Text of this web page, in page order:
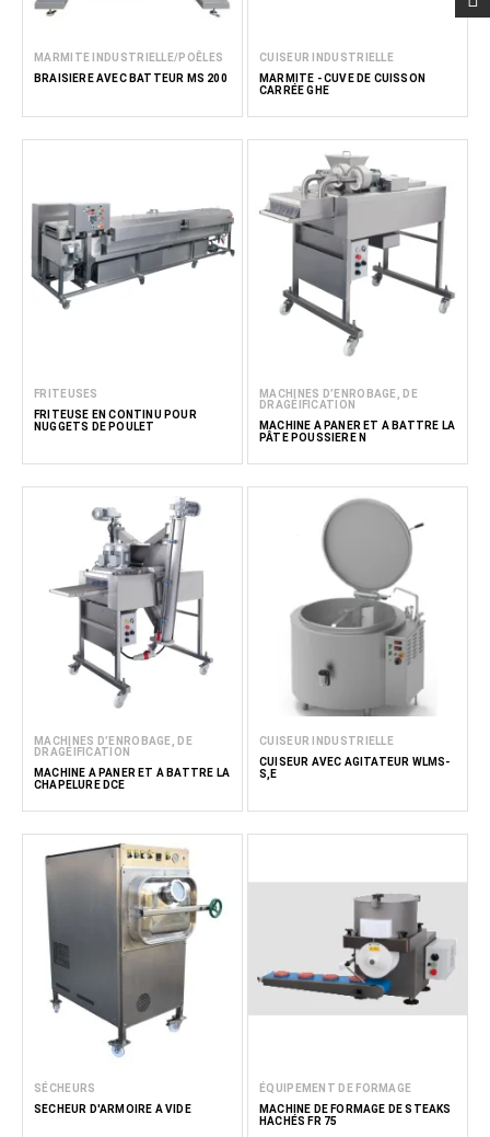
MARMITE INDUSTRIELLE/POÊLES
BRAISIÈRE AVEC BATTEUR MS 200
CUISEUR INDUSTRIELLE
MARMITE - CUVE DE CUISSON
CARRÉE GHE
FRITEUSES
FRITEUSE EN CONTINU POUR
NUGGETS DE POULET
MACHINES D’ENROBAGE, DE
DRAGÉIFICATION
MACHINE À PANER ET À BATTRE LA
PÂTE POUSSIERE N
MACHINES D’ENROBAGE, DE
DRAGÉIFICATION
MACHINE À PANER ET À BATTRE LA
CHAPELURE DCE
CUISEUR INDUSTRIELLE
CUISEUR AVEC AGITATEUR WLMS-
S,E
SÉCHEURS
SÉCHEUR D'ARMOIRE À VIDE
ÉQUIPEMENT DE FORMAGE
MACHINE DE FORMAGE DE STEAKS
HACHÉS FR 75